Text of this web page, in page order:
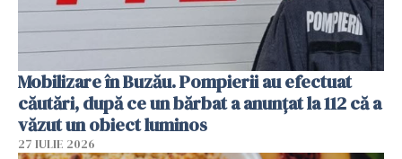
Mobilizare în Buzău. Pompierii au efectuat
căutări, după ce un bărbat a anunțat la 112 că a
văzut un obiect luminos
27 IULIE 2026